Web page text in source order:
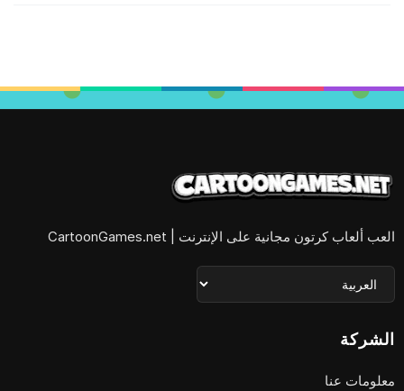
العب ألعاب كرتون مجانية على الإنترنت | CartoonGames.net
الشركة
معلومات عنا